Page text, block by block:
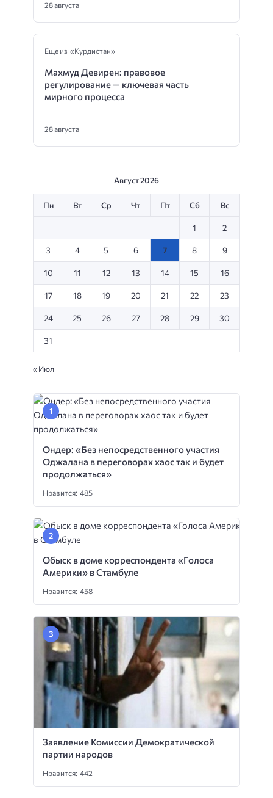
28 августа
Еще из «Курдистан»
Махмуд Девирен: правовое
регулирование — ключевая часть
мирного процесса
28 августа
Август 2026
Пн Вт Ср Чт Пт Сб Вс
1 2
3 4 5 6 7 8 9
10 11 12 13 14 15 16
17 18 19 20 21 22 23
24 25 26 27 28 29 30
31
« Июл
Ондер: «Без непосредственного участия
Оджалана в переговорах хаос так и будет
продолжаться»
Нравится: 485
Обыск в доме корреспондента «Голоса
Америки» в Стамбуле
Нравится: 458
Заявление Комиссии Демократической
партии народов
Нравится: 442